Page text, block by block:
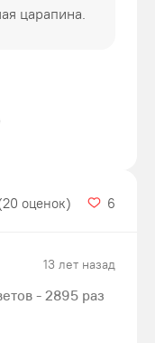
царапина.
оценок) 6
13 лет назад
- 2895 раз